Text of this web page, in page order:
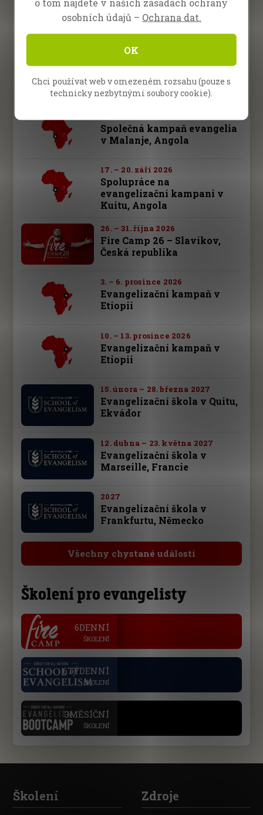
Prosba o modlitbu
Dary
Budoucí akce
Společná kampaň evangelia
v Malanje, Angola
17. – 20. září 2026
Spolupráce na
evangelizační kampani v
Kuitu, Angola
26. – 31. října 2026
Fire Camp 26 – Slavíkov,
Česká republika
3. – 6. prosince 2026
Evangelizační kampaň v
Etiopii
10. – 13. prosince 2026
Evangelizační kampaň v
Etiopii
15. února – 28. března 2027
Evangelizační škola v Quitu,
Ekvádor
12. dubna – 23. května 2027
Evangelizační škola v
Marseille, Francie
2027
Evangelizační škola v
Frankfurtu, Německo
Všechny chystané události
Školení pro evangelisty
6DENNÍ
ŠKOLENÍ
6TÝDENNÍ
ŠKOLENÍ
3MĚSÍČNÍ
ŠKOLENÍ
Školení Zdroje
osobních údajů – Ochrana dat.
OK
Chci používat web v omezeném rozsahu (pouze s
technicky nezbytnými soubory cookie).